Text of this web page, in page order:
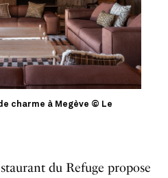
charme à Megève © Le
du Refuge propose